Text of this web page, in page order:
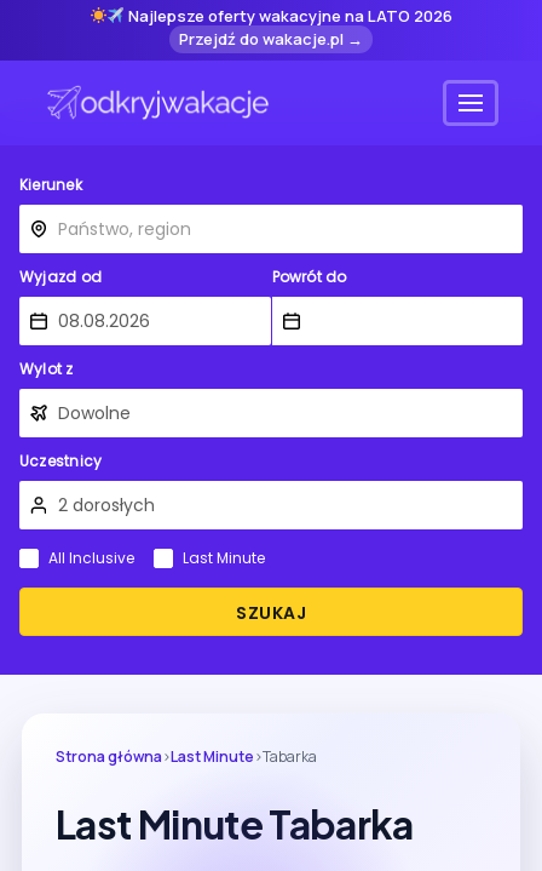
Najlepsze oferty wakacyjne na LATO 2026
Przejdź do wakacje.pl →
Menu
Kierunek
Wyjazd od Powrót do
Wylot z
Uczestnicy
SZUKAJ
All Inclusive Last Minute
Strona główna›Last Minute›Tabarka
Last Minute Tabarka